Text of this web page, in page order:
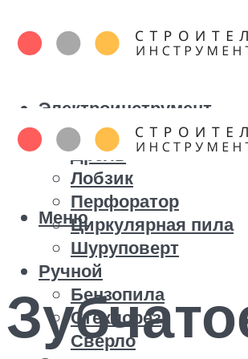
Электроинструмент
Болгарка
Дрель
Лобзик
Перфоратор
Циркулярная пила
Шуруповерт
Ручной
Бензопила
Стеклорез
Сверло
Меню